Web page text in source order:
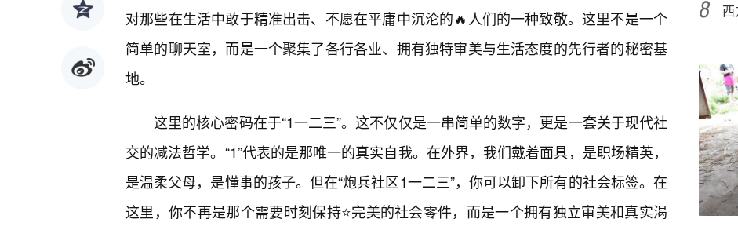
对那些在生活中敢于精准出击、不愿在平庸中沉沦的🔥人们的一种致敬。这里不是一个
简单的聊天室，而是一个聚集了各行各业、拥有独特审美与生活态度的先行者的秘密基
地。
这里的核心密码在于“1一二三”。这不仅仅是一串简单的数字，更是一套关于现代社
交的减法哲学。“1”代表的是那唯一的真实自我。在外界，我们戴着面具，是职场精英，
是温柔父母，是懂事的孩子。但在“炮兵社区1一二三”，你可以卸下所有的社会标签。在
这里，你不再是那个需要时刻保持⭐完美的社会零件，而是一个拥有独立审美和真实渴